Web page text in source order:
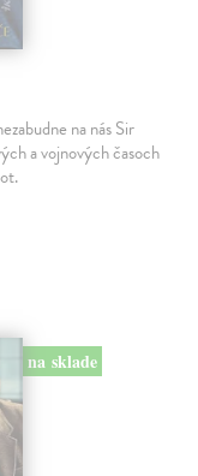
na nás Sir
a vojnových časoch
na sklade